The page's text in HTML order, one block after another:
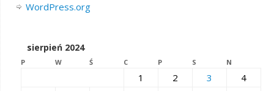
WordPress.org
sierpień 2024
P W Ś C P S N
1 2 3
4